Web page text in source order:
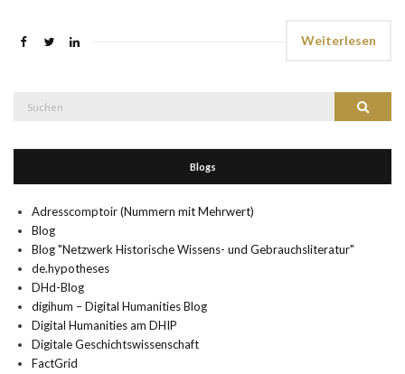
Weiterlesen
Suchen
Blogs
Adresscomptoir (Nummern mit Mehrwert)
Blog
Blog "Netzwerk Historische Wissens- und Gebrauchsliteratur"
de.hypotheses
DHd-Blog
digihum – Digital Humanities Blog
Digital Humanities am DHIP
Digitale Geschichtswissenschaft
FactGrid